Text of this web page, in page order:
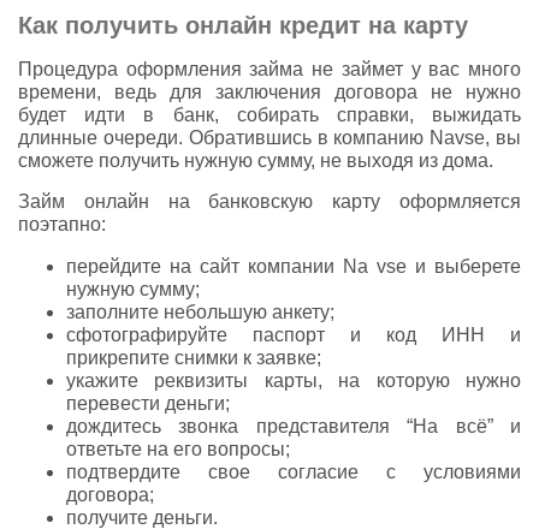
Как получить онлайн кредит на карту
Процедура оформления займа не займет у вас много
времени, ведь для заключения договора не нужно
будет идти в банк, собирать справки, выжидать
длинные очереди. Обратившись в компанию Navse, вы
сможете получить нужную сумму, не выходя из дома.
Займ онлайн на банковскую карту оформляется
поэтапно:
перейдите на сайт компании Na vse и выберете
нужную сумму;
заполните небольшую анкету;
сфотографируйте паспорт и код ИНН и
прикрепите снимки к заявке;
укажите реквизиты карты, на которую нужно
перевести деньги;
дождитесь звонка представителя “На всё” и
ответьте на его вопросы;
подтвердите свое согласие с условиями
договора;
получите деньги.